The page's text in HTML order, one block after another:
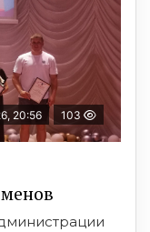
20:56 103